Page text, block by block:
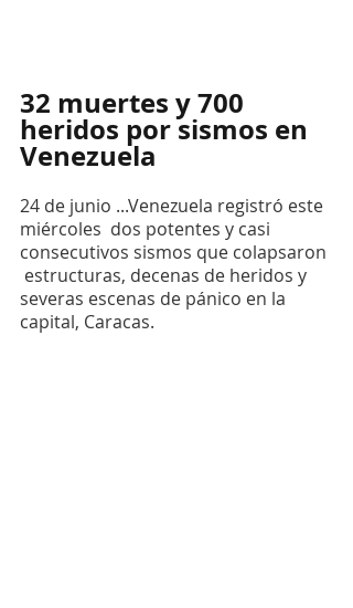
32 muertes y 700
heridos por sismos en
Venezuela
24 de junio ...Venezuela registró este
miércoles  dos potentes y casi
consecutivos sismos que colapsaron
estructuras, decenas de heridos y
severas escenas de pánico en la
capital, Caracas.